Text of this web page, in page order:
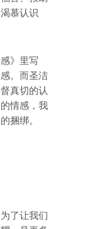
慕认识
》里写
。而圣洁
真切的认
情感，我
捆绑。
了让我们